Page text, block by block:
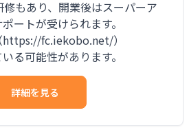
もあり、開業後はスーパーア
ートが受けられます。
fc.iekobo.net/）
る可能性があります。
詳細を見る